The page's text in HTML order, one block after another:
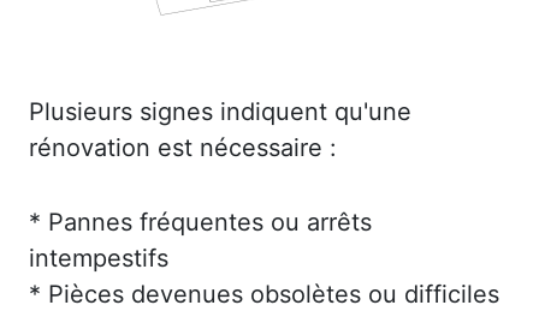
Plusieurs signes indiquent qu'une
rénovation est nécessaire :
* Pannes fréquentes ou arrêts
intempestifs
* Pièces devenues obsolètes ou difficiles